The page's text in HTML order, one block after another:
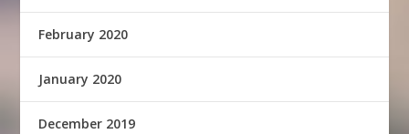
February 2020
January 2020
December 2019